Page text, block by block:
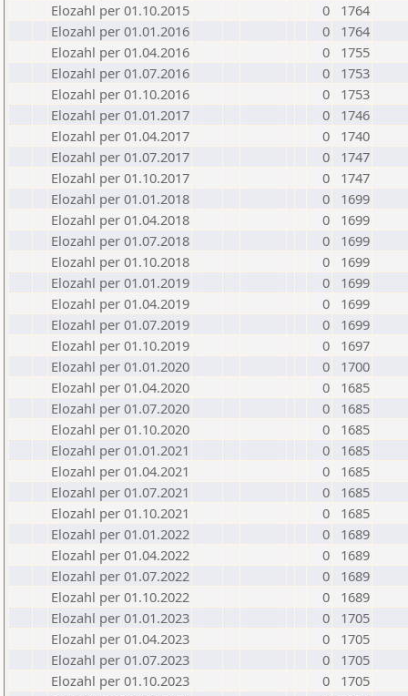
Elozahl per 01.10.2015
0
1764
Elozahl per 01.01.2016
0
1764
Elozahl per 01.04.2016
0
1755
Elozahl per 01.07.2016
0
1753
Elozahl per 01.10.2016
0
1753
Elozahl per 01.01.2017
0
1746
Elozahl per 01.04.2017
0
1740
Elozahl per 01.07.2017
0
1747
Elozahl per 01.10.2017
0
1747
Elozahl per 01.01.2018
0
1699
Elozahl per 01.04.2018
0
1699
Elozahl per 01.07.2018
0
1699
Elozahl per 01.10.2018
0
1699
Elozahl per 01.01.2019
0
1699
Elozahl per 01.04.2019
0
1699
Elozahl per 01.07.2019
0
1699
Elozahl per 01.10.2019
0
1697
Elozahl per 01.01.2020
0
1700
Elozahl per 01.04.2020
0
1685
Elozahl per 01.07.2020
0
1685
Elozahl per 01.10.2020
0
1685
Elozahl per 01.01.2021
0
1685
Elozahl per 01.04.2021
0
1685
Elozahl per 01.07.2021
0
1685
Elozahl per 01.10.2021
0
1685
Elozahl per 01.01.2022
0
1689
Elozahl per 01.04.2022
0
1689
Elozahl per 01.07.2022
0
1689
Elozahl per 01.10.2022
0
1689
Elozahl per 01.01.2023
0
1705
Elozahl per 01.04.2023
0
1705
Elozahl per 01.07.2023
0
1705
Elozahl per 01.10.2023
0
1705